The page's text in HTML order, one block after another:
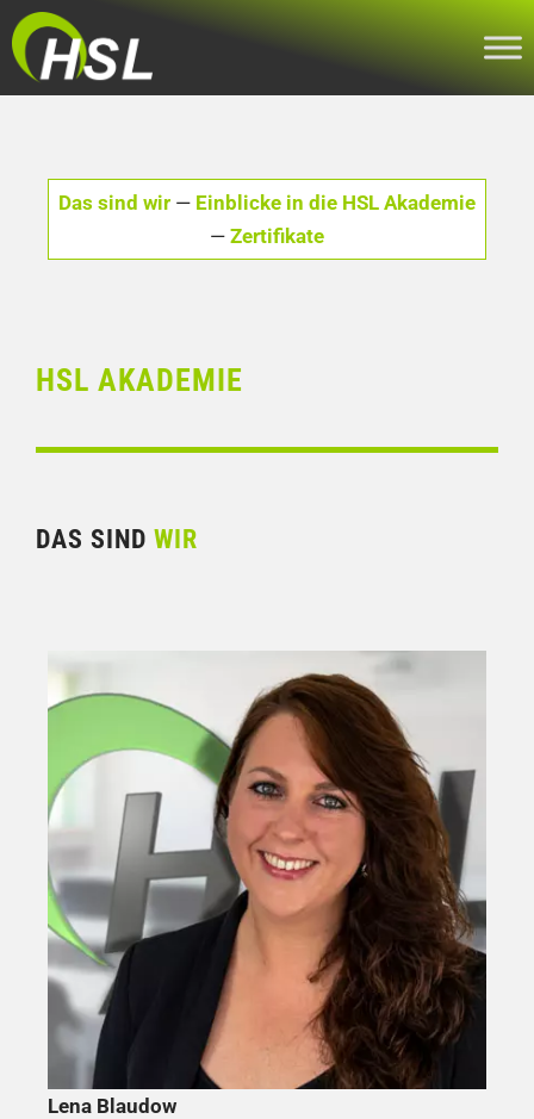
Zum
Inhalt
springen
Das sind wir — Einblicke in die HSL Akademie
— Zertifikate
HSL AKADEMIE
DAS SIND WIR
Lena Blaudow